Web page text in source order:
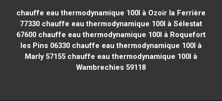
chauffe eau thermodynamique 100l à Ozoir la Ferrière
77330chauffe eau thermodynamique 100l à Sélestat
67600chauffe eau thermodynamique 100l à Roquefort
les Pins 06330chauffe eau thermodynamique 100l à
Marly 57155chauffe eau thermodynamique 100l à
Wambrechies 59118